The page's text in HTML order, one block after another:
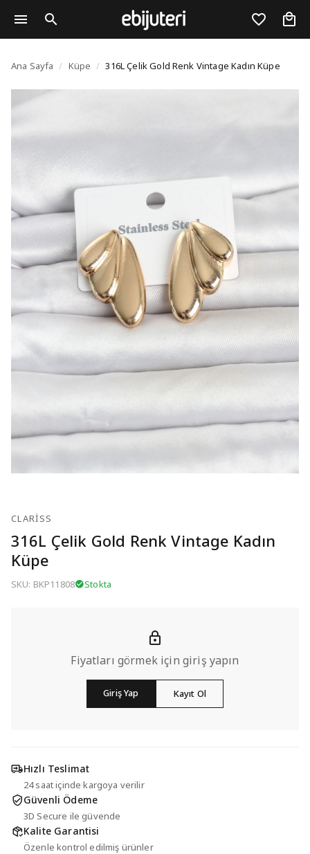
316L Çelik Gold Renk
Ana Sayfa / Küpe / 316L Çelik Gold Renk Vintage Kadın Küpe
CLARISS
316L Çelik Gold Renk Vintage Kadın
Küpe
SKU: BKP11808 Stokta
Fiyatları görmek için giriş yapın
Giriş Yap Kayıt Ol
Hızlı Teslimat
24 saat içinde kargoya verilir
Güvenli Ödeme
3D Secure ile güvende
Kalite Garantisi
Özenle kontrol edilmiş ürünler